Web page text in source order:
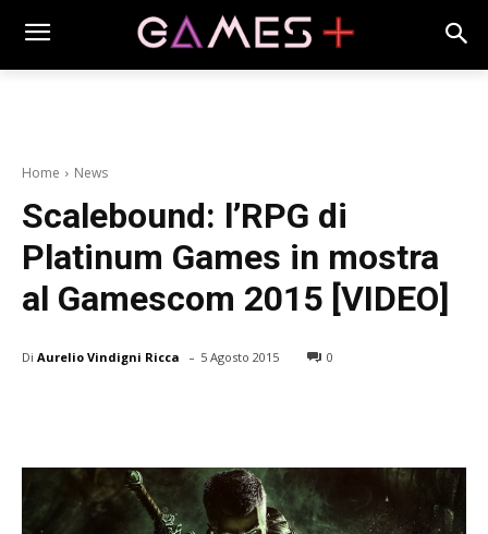
Home News
Scalebound: l’RPG di
Platinum Games in mostra
al Gamescom 2015 [VIDEO]
Di Aurelio Vindigni Ricca - 5 Agosto 2015 0